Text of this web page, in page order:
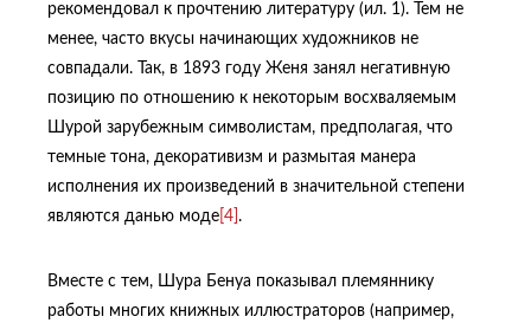
рекомендовал к прочтению литературу (ил. 1). Тем не
менее, часто вкусы начинающих художников не
совпадали. Так, в 1893 году Женя занял негативную
позицию по отношению к некоторым восхваляемым
Шурой зарубежным символистам, предполагая, что
темные тона, декоративизм и размытая манера
исполнения их произведений в значительной степени
являются данью моде [4] .
Вместе с тем, Шура Бенуа показывал племяннику
работы многих книжных иллюстраторов (например,